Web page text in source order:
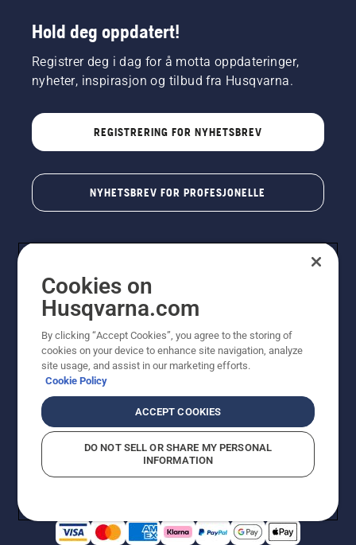
Hold deg oppdatert!
Registrer deg i dag for å motta oppdateringer,
nyheter, inspirasjon og tilbud fra Husqvarna.
REGISTRERING FOR NYHETSBREV
NYHETSBREV FOR PROFESJONELLE
© Husqvarna AB (utgiver). Med enerett. Angitte priser
er veiledende priser. Alle oppgitte priser er veiledende
utsalgspriser (inkl. mva.) med mindre produktet er
tilgjengelig for direkte kjøp.
Rapportering av mistanker om regelbruddÅpenhetsloven
Likestilling
Cookies on
Husqvarna.com
By clicking “Accept Cookies”, you agree to the storing of
cookies on your device to enhance site navigation, analyze
site usage, and assist in our marketing efforts.
Cookie Policy
ACCEPT COOKIES
DO NOT SELL OR SHARE MY PERSONAL
INFORMATION